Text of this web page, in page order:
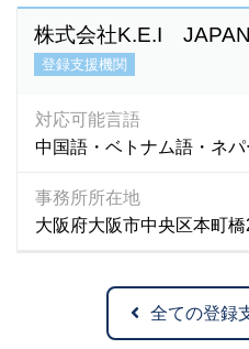
株式会社K.E.I JAPAN
登録支援機関
対応可能言語
中国語・ベトナム語・ネ
事務所所在地
大阪府大阪市中央区本町
全ての登録